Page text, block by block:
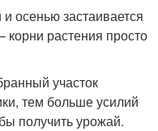
осенью застаивается
корни растения просто
участок
тем больше усилий
получить урожай.